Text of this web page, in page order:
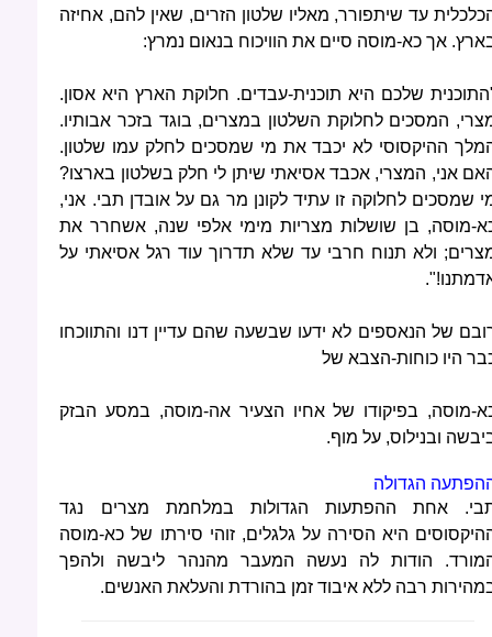
עד שיתפורר, מאליו שלטון הזרים, שאין להם, אחיזה
אך כא-מוסה סיים את הוויכוח בנאום נמרץ:
שלכם היא תוכנית-עבדים. חלוקת הארץ היא אסון.
המסכים לחלוקת השלטון במצרים, בוגד בזכר אבותיו.
ההיקסוסי לא יכבד את מי שמסכים לחלק עמו שלטון.
אני, המצרי, אכבד אסיאתי שיתן לי חלק בשלטון בארצו?
שמסכים לחלוקה זו עתיד לקונן מר גם על אובדן תבי. אני,
מוסה, בן שושלות מצריות מימי אלפי שנה, אשחרר את
ולא תנוח חרבי עד שלא תדרוך עוד רגל אסיאתי על
של הנאספים לא ידעו שבשעה שהם עדיין דנו והתווכחו
היו כוחות-הצבא של
מוסה, בפיקודו של אחיו הצעיר אה-מוסה, במסע הבזק
ובנילוס, על מוף.
הגדולה
אחת ההפתעות הגדולות במלחמת מצרים נגד
היא הסירה על גלגלים, זוהי סירתו של כא-מוסה
הודות לה נעשה המעבר מהנהר ליבשה ולהפך
רבה ללא איבוד זמן בהורדת והעלאת האנשים.